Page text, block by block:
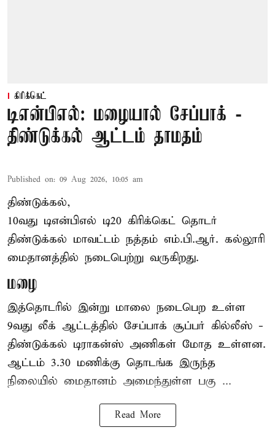
கிரிக்கெட்
டிஎன்பிஎல்: மழையால் சேப்பாக் -
திண்டுக்கல் ஆட்டம் தாமதம்
Published on: 09 Aug 2026, 10:05 am
திண்டுக்கல்,
10வது டிஎன்பிஎல் டி20 கிரிக்கெட் தொடர்
திண்டுக்கல் மாவட்டம் நத்தம் எம்.பி.ஆர். கல்லூரி
மைதானத்தில் நடைபெற்று வருகிறது.
மழை
இத்தொடரில் இன்று மாலை நடைபெற உள்ள
9வது லீக் ஆட்டத்தில் சேப்பாக் சூப்பர் கில்லீஸ் -
திண்டுக்கல் டிராகன்ஸ் அணிகள் மோத உள்ளன.
ஆட்டம் 3.30 மணிக்கு தொடங்க இருந்த
நிலையில் மைதானம் அமைந்துள்ள பகு ...
Read More